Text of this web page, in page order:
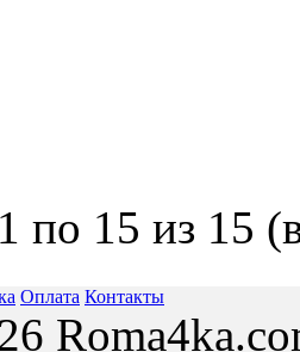
по 15 из 15
Оплата Контакты